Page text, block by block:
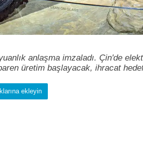
anlaşma imzaladı. Çin'de
üretim başlayacak, ihracat
ekleyin